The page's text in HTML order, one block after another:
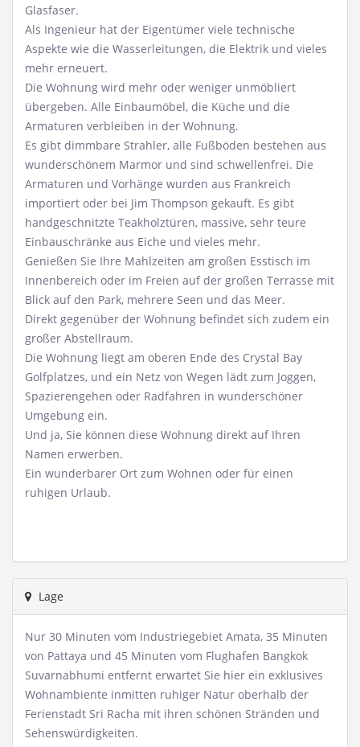
Glasfaser.
Als Ingenieur hat der Eigentümer viele technische
Aspekte wie die Wasserleitungen, die Elektrik und vieles
mehr erneuert.
Die Wohnung wird mehr oder weniger unmöbliert
übergeben. Alle Einbaumöbel, die Küche und die
Armaturen verbleiben in der Wohnung.
Es gibt dimmbare Strahler, alle Fußböden bestehen aus
wunderschönem Marmor und sind schwellenfrei. Die
Armaturen und Vorhänge wurden aus Frankreich
importiert oder bei Jim Thompson gekauft. Es gibt
handgeschnitzte Teakholztüren, massive, sehr teure
Einbauschränke aus Eiche und vieles mehr.
Genießen Sie Ihre Mahlzeiten am großen Esstisch im
Innenbereich oder im Freien auf der großen Terrasse mit
Blick auf den Park, mehrere Seen und das Meer.
Direkt gegenüber der Wohnung befindet sich zudem ein
großer Abstellraum.
Die Wohnung liegt am oberen Ende des Crystal Bay
Golfplatzes, und ein Netz von Wegen lädt zum Joggen,
Spazierengehen oder Radfahren in wunderschöner
Umgebung ein.
Und ja, Sie können diese Wohnung direkt auf Ihren
Namen erwerben.
Ein wunderbarer Ort zum Wohnen oder für einen
ruhigen Urlaub.
Lage
Nur 30 Minuten vom Industriegebiet Amata, 35 Minuten
von Pattaya und 45 Minuten vom Flughafen Bangkok
Suvarnabhumi entfernt erwartet Sie hier ein exklusives
Wohnambiente inmitten ruhiger Natur oberhalb der
Ferienstadt Sri Racha mit ihren schönen Stränden und
Sehenswürdigkeiten.